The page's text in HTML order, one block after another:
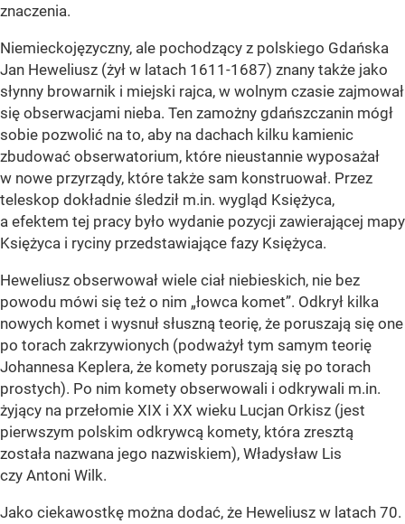
znaczenia.
Niemieckojęzyczny, ale pochodzący z polskiego Gdańska
Jan Heweliusz (żył w latach 1611-1687) znany także jako
słynny browarnik i miejski rajca, w wolnym czasie zajmował
się obserwacjami nieba. Ten zamożny gdańszczanin mógł
sobie pozwolić na to, aby na dachach kilku kamienic
zbudować obserwatorium, które nieustannie wyposażał
w nowe przyrządy, które także sam konstruował. Przez
teleskop dokładnie śledził m.in. wygląd Księżyca,
a efektem tej pracy było wydanie pozycji zawierającej mapy
Księżyca i ryciny przedstawiające fazy Księżyca.
Heweliusz obserwował wiele ciał niebieskich, nie bez
powodu mówi się też o nim „łowca komet”. Odkrył kilka
nowych komet i wysnuł słuszną teorię, że poruszają się one
po torach zakrzywionych (podważył tym samym teorię
Johannesa Keplera, że komety poruszają się po torach
prostych). Po nim komety obserwowali i odkrywali m.in.
żyjący na przełomie XIX i XX wieku Lucjan Orkisz (jest
pierwszym polskim odkrywcą komety, która zresztą
została nazwana jego nazwiskiem), Władysław Lis
czy Antoni Wilk.
Jako ciekawostkę można dodać, że Heweliusz w latach 70.